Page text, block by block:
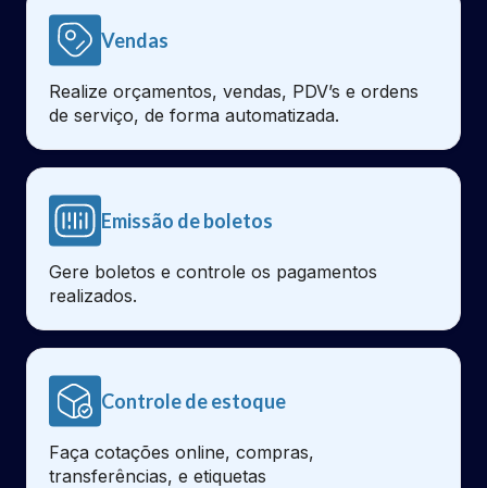
Vendas
Realize orçamentos, vendas, PDV’s e ordens
de serviço, de forma automatizada.
Emissão de boletos
Gere boletos e controle os pagamentos
realizados.
Controle de estoque
Faça cotações online, compras,
transferências, e etiquetas